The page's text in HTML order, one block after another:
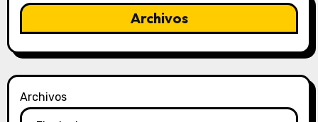
Archivos
Archivos